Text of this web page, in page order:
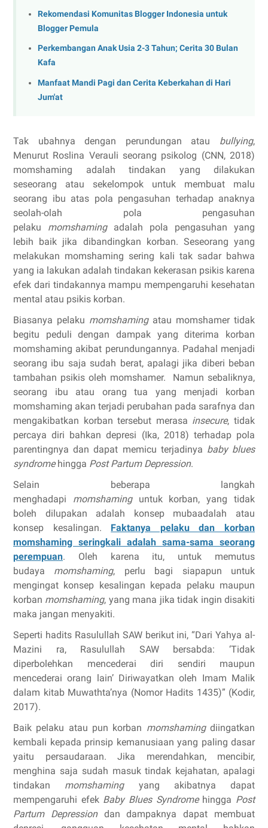
Rekomendasi Komunitas Blogger Indonesia untuk
Blogger Pemula
Perkembangan Anak Usia 2-3 Tahun; Cerita 30 Bulan
Kafa
Manfaat Mandi Pagi dan Cerita Keberkahan di Hari
Jum'at
Tak ubahnya dengan perundungan atau bullying,
Menurut Roslina Verauli seorang psikolog (CNN, 2018)
momshaming adalah tindakan yang dilakukan
seseorang atau sekelompok untuk membuat malu
seorang ibu atas pola pengasuhan terhadap anaknya
seolah-olah pola pengasuhan
pelaku momshamingadalah pola pengasuhan yang
lebih baik jika dibandingkan korban. Seseorang yang
melakukan momshaming sering kali tak sadar bahwa
yang ia lakukan adalah tindakan kekerasan psikis karena
efek dari tindakannya mampu mempengaruhi kesehatan
mental atau psikis korban.
Biasanya pelaku momshamingatau momshamer tidak
begitu peduli dengan dampak yang diterima korban
momshaming akibat perundungannya. Padahal menjadi
seorang ibu saja sudah berat, apalagi jika diberi beban
tambahan psikis oleh momshamer. Namun sebaliknya,
seorang ibu atau orang tua yang menjadi korban
momshaming akan terjadi perubahan pada sarafnya dan
mengakibatkan korban tersebut merasa insecure, tidak
percaya diri bahkan depresi (Ika, 2018) terhadap pola
parentingnya dan dapat memicu terjadinya baby blues
syndromehingga Post Partum Depression.
Selain beberapa langkah
menghadapi momshaminguntuk korban, yang tidak
boleh dilupakan adalah konsep mubaadalah atau
konsep kesalingan. Faktanya pelaku dan korban
momshaming seringkali adalah sama-sama seorang
perempuan. Oleh karena itu, untuk memutus
budaya momshaming, perlu bagi siapapun untuk
mengingat konsep kesalingan kepada pelaku maupun
korban momshaming, yang mana jika tidak ingin disakiti
maka jangan menyakiti.
Seperti hadits Rasulullah SAW berikut ini, “Dari Yahya al-
Mazini ra, Rasulullah SAW bersabda: ‘Tidak
diperbolehkan mencederai diri sendiri maupun
mencederai orang lain’ Diriwayatkan oleh Imam Malik
dalam kitab Muwathta’nya (Nomor Hadits 1435)” (Kodir,
2017).
Baik pelaku atau pun korban momshamingdiingatkan
kembali kepada prinsip kemanusiaan yang paling dasar
yaitu persaudaraan. Jika merendahkan, mencibir,
menghina saja sudah masuk tindak kejahatan, apalagi
tindakan momshamingyang akibatnya dapat
mempengaruhi efek Baby Blues Syndromehingga Post
Partum Depressiondan dampaknya dapat membuat